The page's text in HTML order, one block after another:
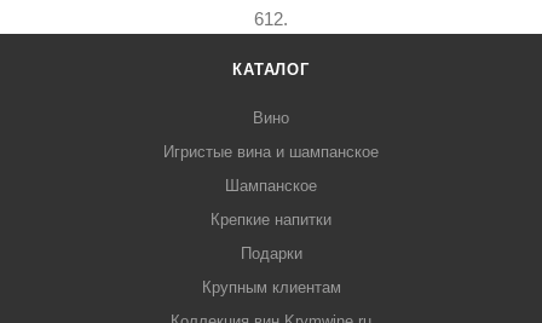
612.
КАТАЛОГ
Вино
Игристые вина и шампанское
Шампанское
Крепкие напитки
Подарки
Крупным клиентам